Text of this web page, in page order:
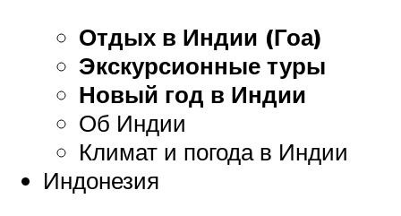
Отдых в Индии (Гоа)
Экскурсионные туры
Новый год в Индии
Об Индии
Климат и погода в Индии
Индонезия